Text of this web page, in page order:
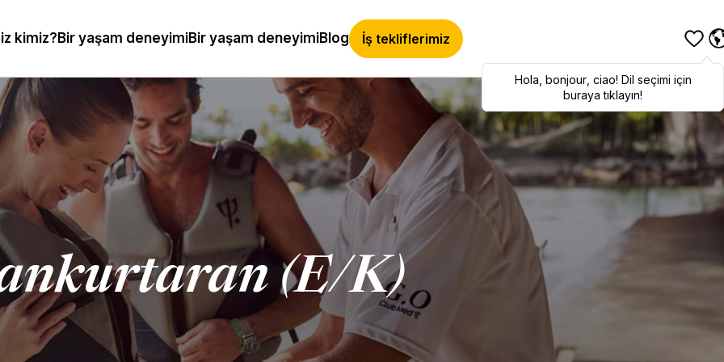
kimiz? Bir yaşam deneyimiBir yaşam deneyimiBlog İş tekliflerimiz
Hola,bonjour,ciao! To switch
languages, click here!
Hola bonjour, ciao! Dil seçimi için
buraya tıklayın!
(E/K)